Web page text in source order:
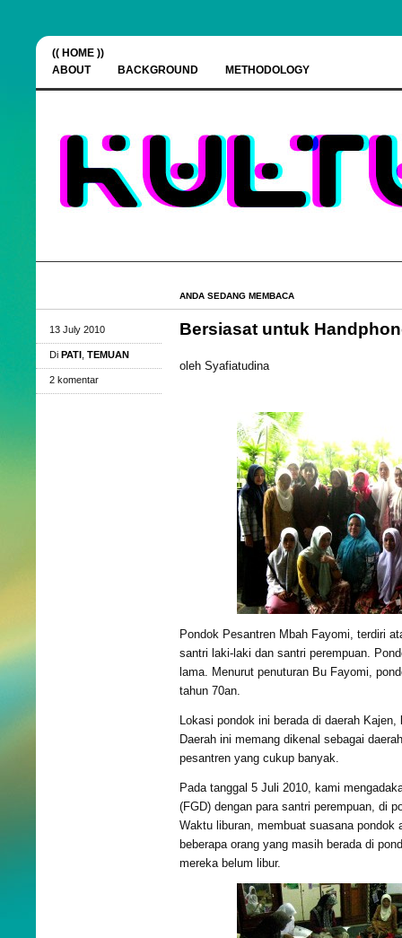
(( HOME ))
ABOUT
BACKGROUND METHODOLOGY
ANDA SEDANG MEMBACA
13 July 2010
Di PATI TEMUAN
2 komentar
Bersiasat untuk
oleh Syafiatudina
Pondok Pesantren Mbah Fayomi, terdiri
santri laki-laki dan santri perempuan.
lama. Menurut penuturan Bu Fayomi,
tahun 70an.
Lokasi pondok ini berada di daerah
Daerah ini memang dikenal sebagai
pesantren yang cukup banyak.
Pada tanggal 5 Juli 2010, kami
(FGD) dengan para santri perempuan, di
Waktu liburan, membuat suasana pondok
beberapa orang yang masih berada di
mereka belum libur.